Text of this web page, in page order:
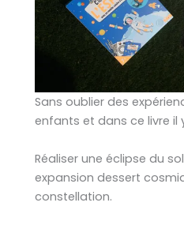
Sans oublier des
enfants et dans ce livre il
Réaliser une éclipse du
expansion dessert
constellation.